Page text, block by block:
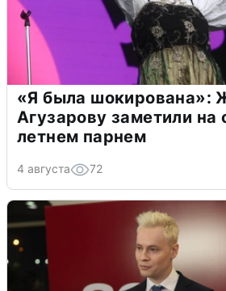
«Я была шокирована»:
Агузарову заметили на
летнем парнем
4 августа 72